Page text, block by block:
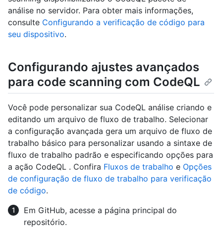
análise no servidor. Para obter mais informações,
consulte Configurando a verificação de código para
seu dispositivo.
Configurando ajustes avançados
para code scanning com CodeQL
Você pode personalizar sua CodeQL análise criando e
editando um arquivo de fluxo de trabalho. Selecionar
a configuração avançada gera um arquivo de fluxo de
trabalho básico para personalizar usando a sintaxe de
fluxo de trabalho padrão e especificando opções para
a ação CodeQL . Confira Fluxos de trabalho e Opções
de configuração de fluxo de trabalho para verificação
de código.
Em GitHub, acesse a página principal do
repositório.